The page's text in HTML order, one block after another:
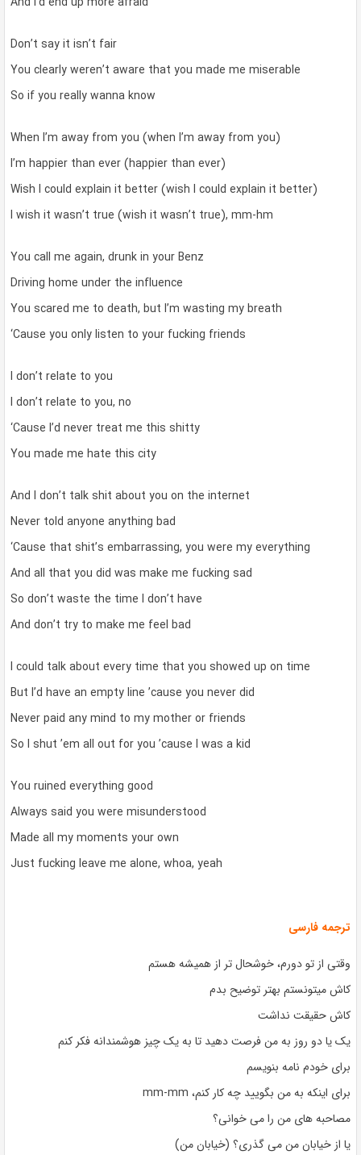
Don’t say it isn’t fair
You clearly weren’t aware that you made me miserable
So if you really wanna know
When I’m away from you (when I’m away from you)
I’m happier than ever (happier than ever)
Wish I could explain it better (wish I could explain it better)
I wish it wasn’t true (wish it wasn’t true), mm-hm
You call me again, drunk in your Benz
Driving home under the influence
You scared me to death, but I’m wasting my breath
‘Cause you only listen to your fucking friends
I don’t relate to you
I don’t relate to you, no
‘Cause I’d never treat me this shitty
You made me hate this city
And I don’t talk shit about you on the internet
Never told anyone anything bad
‘Cause that shit’s embarrassing, you were my everything
And all that you did was make me fucking sad
So don’t waste the time I don’t have
And don’t try to make me feel bad
I could talk about every time that you showed up on time
But I’d have an empty line ’cause you never did
Never paid any mind to my mother or friends
So I shut ’em all out for you ’cause I was a kid
You ruined everything good
Always said you were misunderstood
Made all my moments your own
Just fucking leave me alone, whoa, yeah
ترجمه فارسی
وقتی از تو دورم، خوشحال تر از همیشه هستم
کاش میتونستم بهتر توضیح بدم
کاش حقیقت نداشت
یک یا دو روز به من فرصت دهید تا به یک چیز هوشمندانه فکر کنم
برای خودم نامه بنویسم
برای اینکه به من بگویید چه کار کنم، mm-mm
مصاحبه های من را می خوانی؟
یا از خیابان من می گذری؟ (خیابان من)